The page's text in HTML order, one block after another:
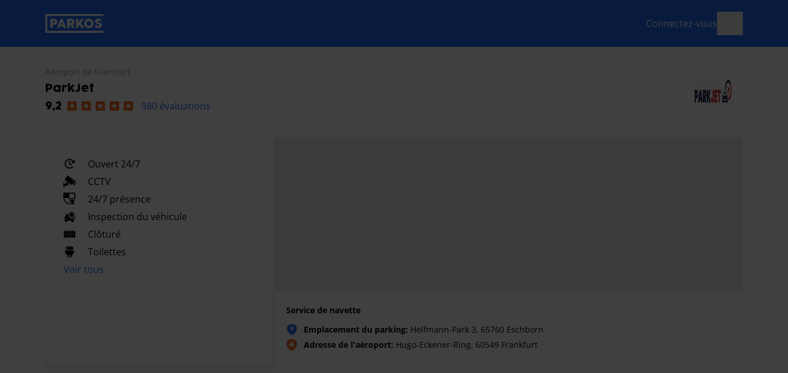
étiquette-de-navigation-principale Connectez-vous
Aéroport de Francfort
ParkJet
9,2
980 évaluations
Ouvert 24/7
CCTV
24/7 présence
Inspection du véhicule
Clôturé
Toilettes
Voir tous
Service de navette
P Emplacement du parking: Helfmann-Park 3, 65760 Eschborn
Adresse de l'aéroport: Hugo-Eckener-Ring, 60549 Frankfurt